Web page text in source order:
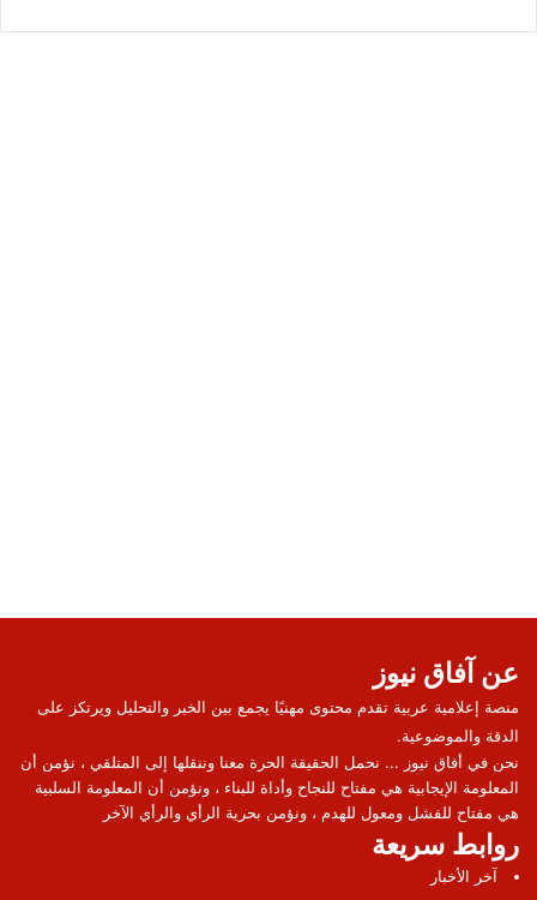
عن آفاق نيوز
منصة إعلامية عربية تقدم محتوى مهنيًا يجمع بين الخبر والتحليل ويرتكز على
الدقة والموضوعية.
نحن في أفاق نيوز ... نحمل الحقيقة الحرة معنا وننقلها إلى المتلقي ، نؤمن أن
المعلومة الإيجابية هي مفتاح للنجاح وأداة للبناء ، ونؤمن أن المعلومة السلبية
هي مفتاح للفشل ومعول للهدم ، ونؤمن بحرية الرأي والرأي الآخر
روابط سريعة
آخر الأخبار